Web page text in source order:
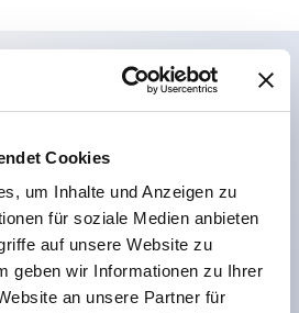
Cookies
um Inhalte und Anzeigen zu
für soziale Medien anbieten
auf unsere Website zu
geben wir Informationen zu Ihrer
an unsere Partner für
durch Rückterminal-
mit einheitlicher
mm in der gesamten Serie